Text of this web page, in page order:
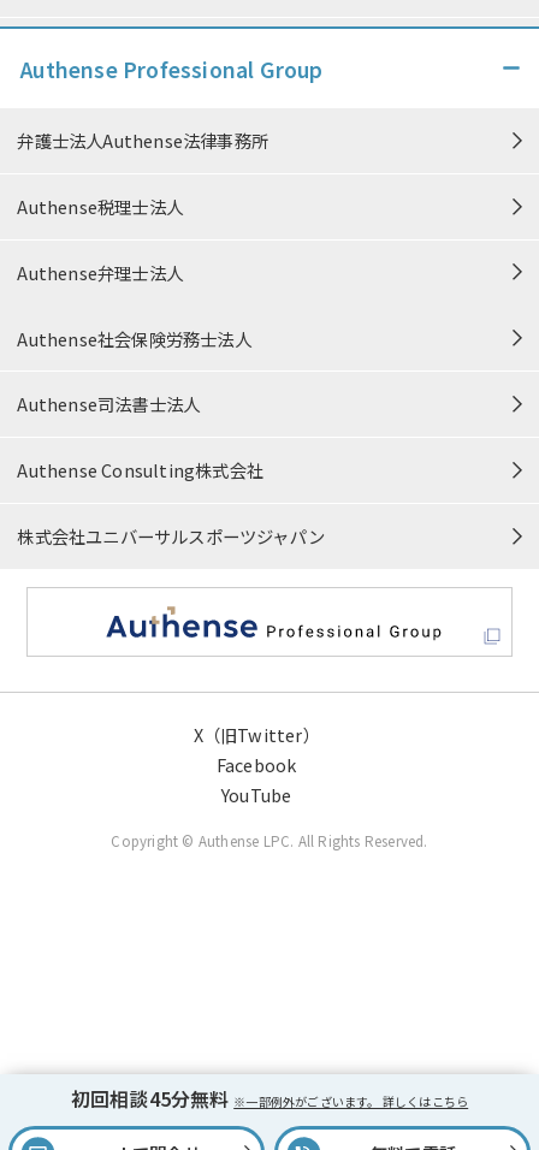
初回相談45分無料 ※一部例外がございます。 詳しくはこちら
Authense Professional Group
弁護士法人Authense法律事務所
Authense税理士法人
Authense弁理士法人
Authense社会保険労務士法人
Authense司法書士法人
Authense Consulting株式会社
株式会社ユニバーサルスポーツジャパン
X（旧Twitter）
Facebook
YouTube
Copyright © Authense LPC. All Rights Reserved.